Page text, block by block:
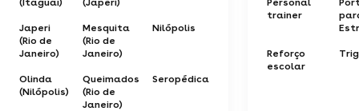
(Itaguaí)
(Japeri)
Japeri
(Rio de
Janeiro)
Mesquita
(Rio de
Janeiro)
Nilópolis
Olinda
(Nilópolis)
Queimados
(Rio de
Janeiro)
Seropédica
Personal
trainer
Reforço
escolar